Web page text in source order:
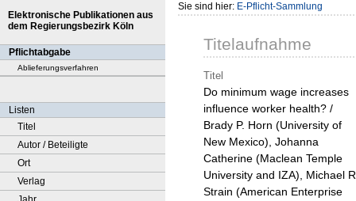
Elektronische Publikationen aus
dem Regierungsbezirk Köln
Pflichtabgabe
Ablieferungsverfahren
Listen
Titel
Autor / Beteiligte
Ort
Verlag
Sie sind hier: E-Pflicht-Sammlung
Titelaufnahme
Titel
Do minimum wage increases
influence worker health? /
Brady P. Horn (University of
New Mexico), Johanna
Catherine (Maclean Temple
University and IZA), Michael
Strain (American Enterprise